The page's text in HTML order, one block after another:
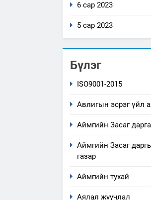
6 сар 2023
5 сар 2023
Бүлэг
ISO9001-2015
Авлигын эсрэг үйл
Аймгийн Засаг дарга
Аймгийн Засаг
газар
Аймгийн тухай
Аялал жуучлал